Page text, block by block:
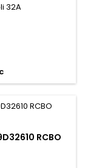
32A
RCBO